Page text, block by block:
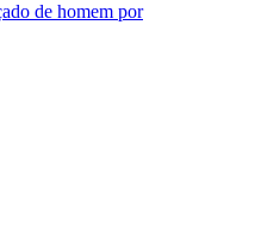
de homem por